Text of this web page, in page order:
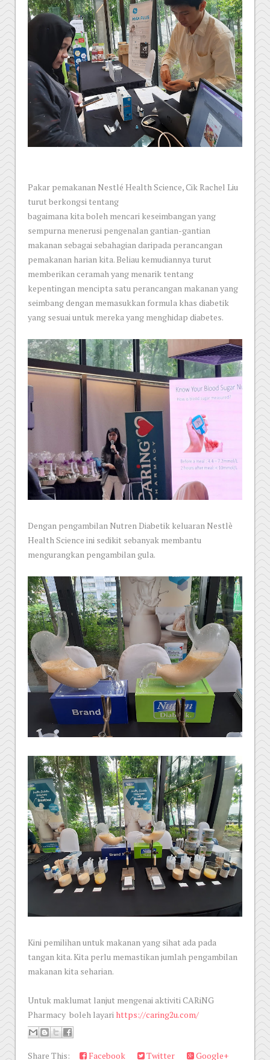
Pakar pemakanan Nestlé Health Science, Cik Rachel Liu
turut berkongsi tentang
bagaimana kita boleh mencari keseimbangan yang
sempurna menerusi pengenalan gantian-gantian
makanan sebagai sebahagian daripada perancangan
pemakanan harian kita. Beliau kemudiannya turut
memberikan ceramah yang menarik tentang
kepentingan mencipta satu perancangan makanan yang
seimbang dengan memasukkan formula khas diabetik
yang sesuai untuk mereka yang menghidap diabetes.
Dengan pengambilan Nutren Diabetik keluaran Nestlè
Health Science ini sedikit sebanyak membantu
mengurangkan pengambilan gula.
Kini pemilihan untuk makanan yang sihat ada pada
tangan kita. Kita perlu memastikan jumlah pengambilan
makanan kita seharian.
Untuk maklumat lanjut mengenai aktiviti CARiNG
Pharmacy boleh layari https://caring2u.com/
Share This: Facebook Twitter Google+